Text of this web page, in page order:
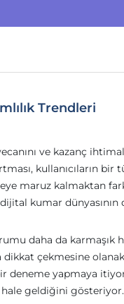
Trendleri
ve kazanç
kullanıcıların
maruz kalmaktan
dijital kumar
daha da karmaşık
çekmesine olanak
deneme yapmaya
hale geldiğini gösteriyor.